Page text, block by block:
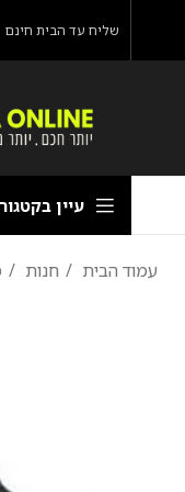
שליח עד הבית חינם
עיין
עמוד הבית חנות